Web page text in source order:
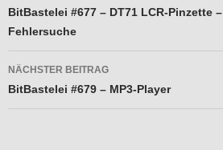
BitBastelei #677 – DT71 LCR-Pinzette –
Fehlersuche
NÄCHSTER BEITRAG
BitBastelei #679 – MP3-Player